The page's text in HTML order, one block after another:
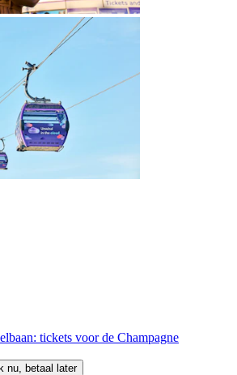
tickets voor de Champagne
nu, betaal later